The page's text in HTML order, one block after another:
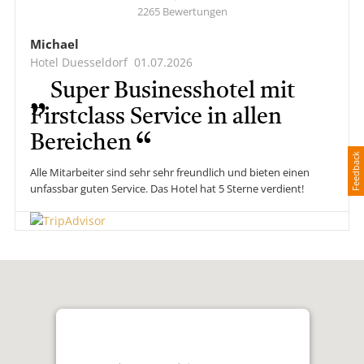
2265 Bewertungen
Michael
Hotel Duesseldorf 01.07.2026
Super Businesshotel mit
Firstclass Service in allen
Bereichen
Alle Mitarbeiter sind sehr sehr freundlich und bieten einen
unfassbar guten Service. Das Hotel hat 5 Sterne verdient!
Feedback